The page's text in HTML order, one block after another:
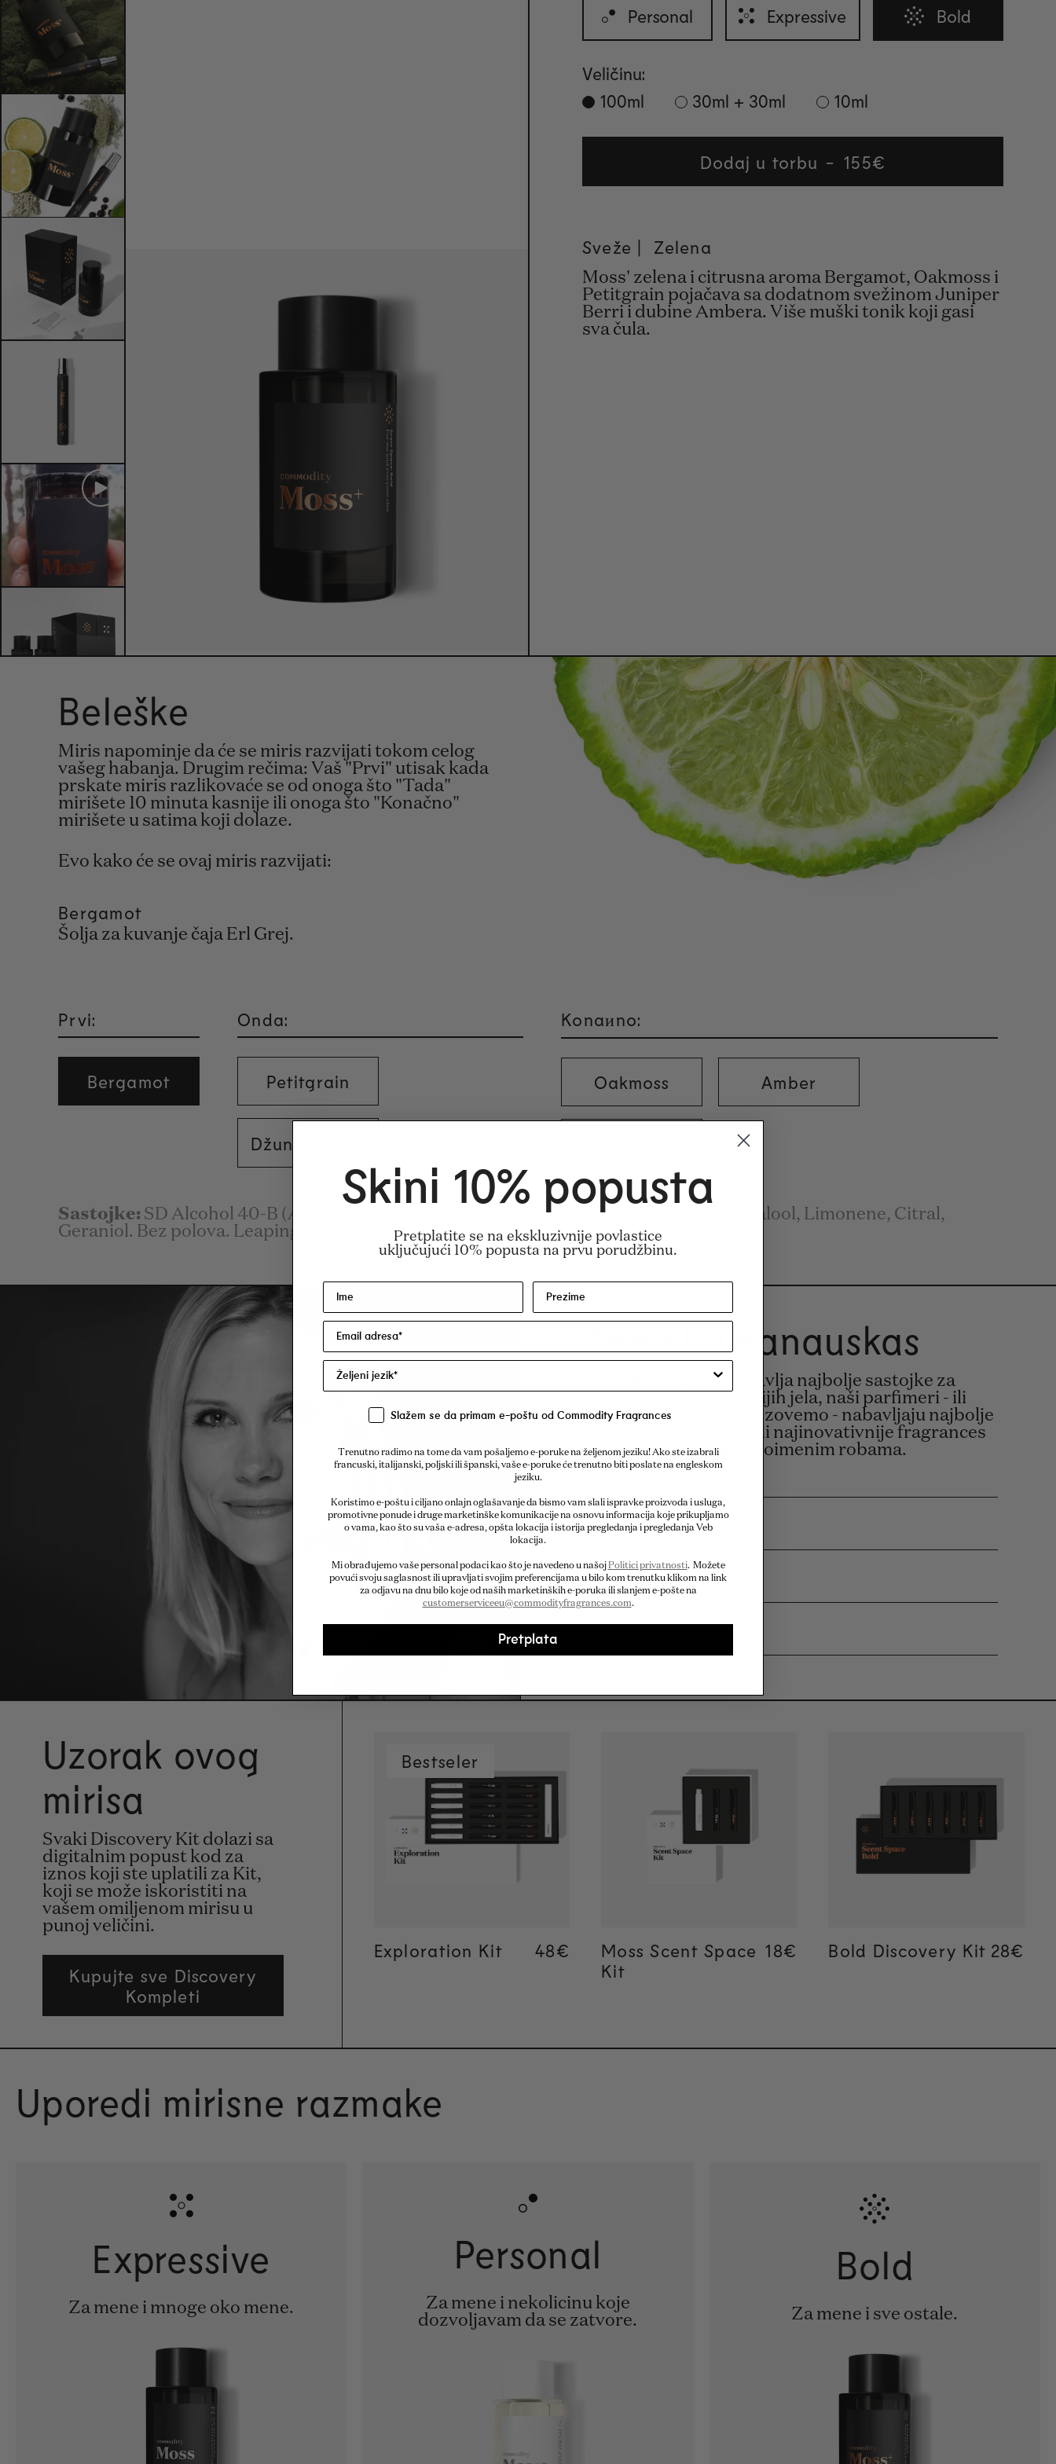
Personal Expressive Bold
Veličinu:
100ml
30ml + 30ml 10ml
Dodaj u torbu
Regular
price
155€
Sveže | Zelena
Moss' zelena i citrusna aroma Bergamot, Oakmoss i
Petitgrain pojačava sa dodatnom svežinom Juniper
Berri i dubine Ambera. Više muški tonik koji gasi
sva čula.
Beleške
Miris napominje da će se miris razvijati tokom celog
vašeg habanja. Drugim rečima: Vaš "Prvi" utisak kada
prskate miris razlikovaće se od onoga što "Tada"
mirišete 10 minuta kasnije ili onoga što "Konačno"
mirišete u satima koji dolaze.
Evo kako će se ovaj miris razvijati:
Bergamot
Šolja za kuvanje čaja Erl Grej.
Prvi:
Bergamot
Onda:
Petitgrain
Džuniper Beri
Konaиno:
Oakmoss Amber
Sastojke: SD Alcohol 40-B (Alcohol Denat.), Parfum/Fragrance, Aqua/Water/Eau, Linalool, Limonene, Citral,
Geraniol. Bez polova. Leaping Bunny sertifikovan.
Dona Ramanauskas
Poput kuvara koji nabavlja najbolje sastojke za
stvaranje najinovativnijih jela, naši parfimeri - ili
proizvođači kako ih mi zovemo - nabavljaju najbolje
sastojke kako bi stvorili najinovativnije fragrances
inspirisani njihovim istoimenim robama.
Tvorac
Inspiracija
Razvoj
Uzorak ovog
mirisa
Svaki Discovery Kit dolazi sa
digitalnim popust kod za
iznos koji ste uplatili za Kit,
koji se može iskoristiti na
vašem omiljenom mirisu u
punoj veličini.
Kupujte sve Discovery
Kompleti
Bestseler
Exploration Kit Regular price
48€
Regular price
48€
Moss Scent Space
Kit
Regular price
18€
Regular price
18€ Bold Discovery Kit 28€
28€
Uporedi mirisne razmake
Expressive
Za mene i mnoge oko mene.
Personal
Za mene i nekolicinu koje
dozvoljavam da se zatvore.
Bold
Za mene i sve ostale.
Skini 10% popusta
Pretplatite se na ekskluzivnije povlastice
uključujući 10% popusta na prvu porudžbinu.
Slažem se da primam e-poštu od Commodity Fragrances
Trenutno radimo na tome da vam pošaljemo e-poruke na željenom jeziku! Ako ste izabrali
francuski, italijanski, poljski ili španski, vaše e-poruke će trenutno biti poslate na engleskom
jeziku.
Koristimo e-poštu i ciljano onlajn oglašavanje da bismo vam slali ispravke proizvoda i usluga,
promotivne ponude i druge marketinške komunikacije na osnovu informacija koje prikupljamo
o vama, kao što su vaša e-adresa, opšta lokacija i istorija pregledanja i pregledanja Veb
lokacija.
Mi obrađujemo vaše personal podaci kao što je navedeno u našoj Politici privatnosti. Možete
povući svoju saglasnost ili upravljati svojim preferencijama u bilo kom trenutku klikom na link
za odjavu na dnu bilo koje od naših marketinških e-poruka ili slanjem e-pošte na
customerserviceeu@commodityfragrances.com.
Pretplata